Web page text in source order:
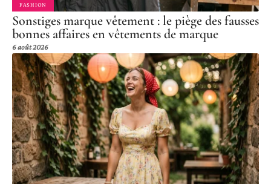
FASHION
Sonstiges marque vêtement : le piège des fausses
bonnes affaires en vêtements de marque
6 août 2026